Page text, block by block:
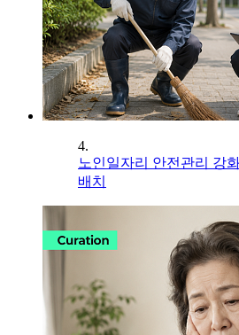
4.
노인일자리 안전관리 강
배치